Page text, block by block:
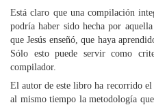
Está claro que una compilación
podría haber sido hecha por
que Jesús enseñó, que haya
Sólo esto puede servir como
compilador.
El autor de este libro ha recorrido
al mismo tiempo la metodología